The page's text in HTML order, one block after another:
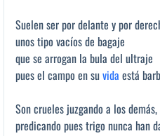
Suelen ser por delante y por
unos tipo vacíos de bagaje
que se arrogan la bula del ultraje
pues el campo en suvida está
Son crueles juzgando a los demás,
predicando pues trigo nunca han